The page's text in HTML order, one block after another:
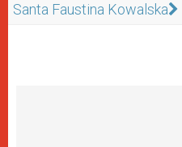
Santa Faustina Kowalska